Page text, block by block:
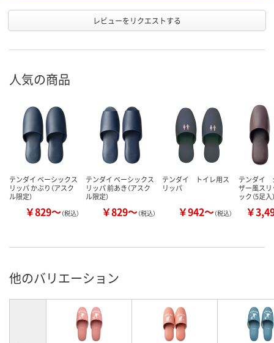
レビューをリクエストする
人気の商品
テンダイ ベーシックス
リッパ かぶり（アスク
ル限定）
￥829～（税込）
テンダイ ベーシックス
リッパ 前あき（アスク
ル限定）
￥829～（税込）
テンダイ トイレ用ス
リッパ
￥942～（税込）
テンダイ
ザー風ス
ック（5足入
￥
他のバリエーション